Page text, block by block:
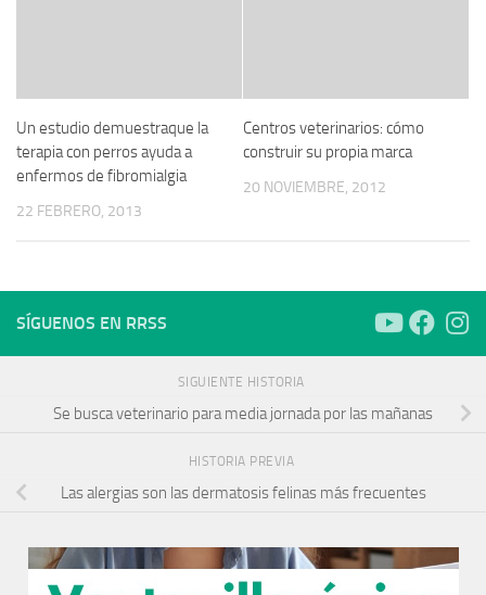
Un estudio demuestraque la
terapia con perros ayuda a
enfermos de fibromialgia
22 FEBRERO, 2013
Centros veterinarios: cómo
construir su propia marca
20 NOVIEMBRE, 2012
SÍGUENOS EN RRSS
SIGUIENTE HISTORIA
Se busca veterinario para media jornada por las mañanas
HISTORIA PREVIA
Las alergias son las dermatosis felinas más frecuentes